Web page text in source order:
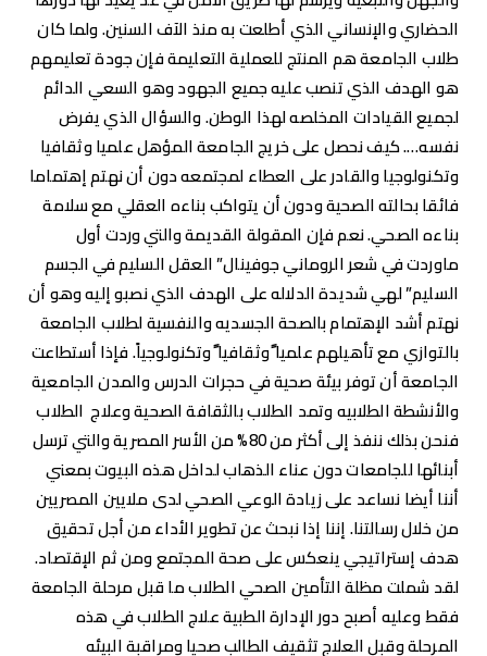
سوهاج
الحضاري والإنساني الذي أطلعت به منذ الآف السنين. ولما كان
طلاب الجامعة هم المنتج للعملية التعليمة فإن جودة تعليمهم
هو الهدف الذي تنصب عليه جميع الجهود وهو السعي الدائم
لجميع القيادات المخلصه لهذا الوطن.والسؤال الذي يفرض
نفسه…. كيف نحصل على خريج الجامعة المؤهل علميا وثقافيا
وتكنولوجيا والقادر على العطاء لمجتمعه دون أن نهتم إهتماما
فائقا بحالته الصحية ودون أن يتواكب بناءه العقلي مع سلامة
بناءه الصحي. نعم فإن المقولة القديمة والتي وردت أول
ماوردت في شعر الروماني جوفينال” العقل السليم في الجسم
السليم” لهي شديدة الدلاله على الهدف الذي نصبو إليه وهو أن
نهتم أشد الإهتمام بالصحة الجسديه والنفسية لطلاب الجامعة
بالتوازي مع تأهيلهم علميا ًوثقافيا ًوتكنولوجياً.فإذا أستطاعت
الجامعة أن توفر بيئة صحية في حجرات الدرس والمدن الجامعية
والأنشطة الطلابيه وتمد الطلاب بالثقافة الصحية وعلاج الطلاب
فنحن بذلك ننفذ إلى أكثر من 80% من الأسر المصرية والتي ترسل
أبنائها للجامعات دون عناء الذهاب لداخل هذه البيوت بمعني
أننا أيضا نساعد على زيادة الوعي الصحي لدى ملايين المصريين
من خلال رسالتنا. إننا إذا نبحث عن تطوير الأداء من أجل تحقيق
هدف إستراتيجي ينعكس على صحة المجتمع ومن ثم الإقتصاد.
لقد شملت مظلة التأمين الصحي الطلاب ما قبل مرحلة الجامعة
فقط وعليه أصبح دور الإدارة الطبية علاج الطلاب في هذه
المرحلة وقبل العلاج تثقيف الطالب صحيا ومراقبة البيئه